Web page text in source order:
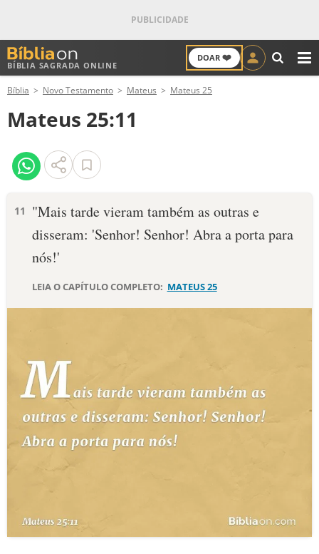
BÍBLIA SAGRADA ONLINE
DOAR ❤️
ANTIGO TESTAMENTO
NOVO TESTAMENTO
VERSÍCULOS
PALAVRA DO DIA
DEVOCIONAL DIÁRIO
ESTUDOS BÍBLICOS
ESBOÇOS DE PREGAÇÃO
PERGUNTE À BÍBLIA
TERMO BÍBLICO
Bíblia Novo Testamento Mateus Mateus 25
Mateus 25:11
11
"Mais tarde vieram também as outras e
disseram: 'Senhor! Senhor! Abra a porta para
nós!'
LEIA O CAPÍTULO COMPLETO: MATEUS 25